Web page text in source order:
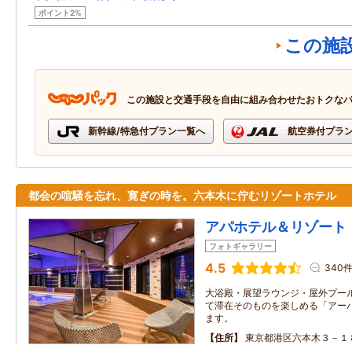
ポイント2%
この施
この施設と交通手段を自由に組み合わせたおトクな
新幹線/特急付プラン一覧へ 航空券付プラ
都会の喧騒を忘れ、寛ぎの時を。六本木に佇むリゾートホテル
アパホテル＆リゾート
フォトギャラリー
4.5 340件
大浴殿・展望ラウンジ・屋外プー
て滞在そのものを楽しめる「アー
ます。
住所
東京都港区六本木３－１